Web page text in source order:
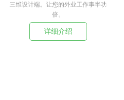
三维设计端。让您的外业工作事半功
倍。
详细介绍